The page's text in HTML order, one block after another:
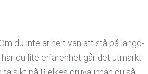
du inte är helt van att stå på längd-
du lite erfarenhet går det utmärkt
sikt på Bjelkes gruva innan du så